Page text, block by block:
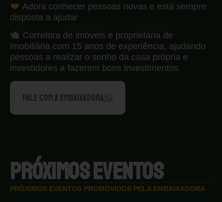
Adora conhecer pessoas novas e está sempre
disposta a ajudar
Corretora de imóveis e proprietária de
imobiliária com 15 anos de experiência, ajudando
pessoas a realizar o sonho da casa própria e
investidores a fazerem bons investimentos.
FALE COM A EMBAIXADORA
PRÓXIMOS EVENTOS
PRÓXIMOS EVENTOS PROMOVIDOS PELA EMBAIXADORA